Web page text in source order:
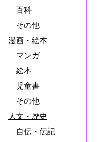
百科
その他
漫画・絵本
マンガ
絵本
児童書
その他
人文・歴史
自伝・伝記